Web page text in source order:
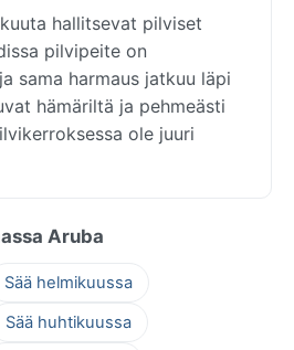
hallitsevat pilviset
pilvipeite on
sama harmaus jatkuu läpi
hämäriltä ja pehmeästi
ole juuri
Aruba
Sää helmikuussa
Sää huhtikuussa